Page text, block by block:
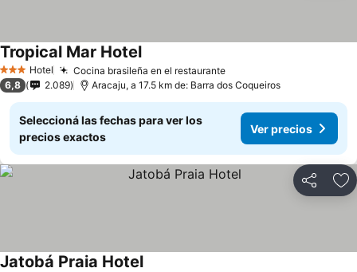
3 Estrellas
Hotel Cocina brasileña en el restaurante
Tropical Mar Hotel
6,8 2.089 Aracaju, a 17.5 km de: Barra dos Coqueiros
Seleccioná las fechas para ver los
precios exactos
Ver precios
Compartir
Jatobá Praia Hotel